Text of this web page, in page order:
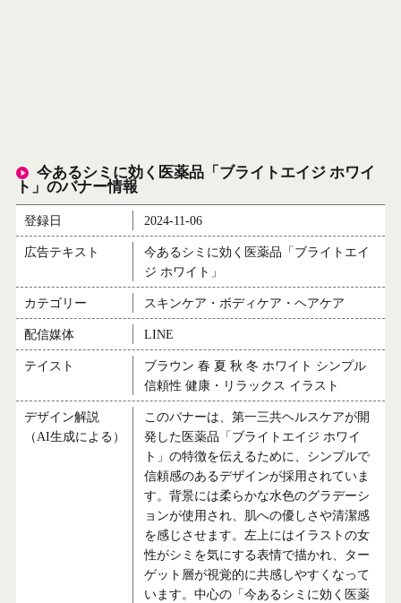
今あるシミに効く医薬品「ブライトエイジ ホワイ
ト」のバナー情報
登録日 2024-11-06
広告テキスト
今あるシミに効く医薬品「ブライトエイ
ジ ホワイト」
カテゴリー スキンケア・ボディケア・ヘアケア
配信媒体 LINE
テイスト
ブラウン 春 夏 秋 冬 ホワイト シンプル
信頼性 健康・リラックス イラスト
デザイン解説
（AI生成による）
このバナーは、第一三共ヘルスケアが開
発した医薬品「ブライトエイジ ホワイ
ト」の特徴を伝えるために、シンプルで
信頼感のあるデザインが採用されていま
す。背景には柔らかな水色のグラデーシ
ョンが使用され、肌への優しさや清潔感
を感じさせます。左上にはイラストの女
性がシミを気にする表情で描かれ、ター
ゲット層が視覚的に共感しやすくなって
います。中心の「今あるシミに効く医薬